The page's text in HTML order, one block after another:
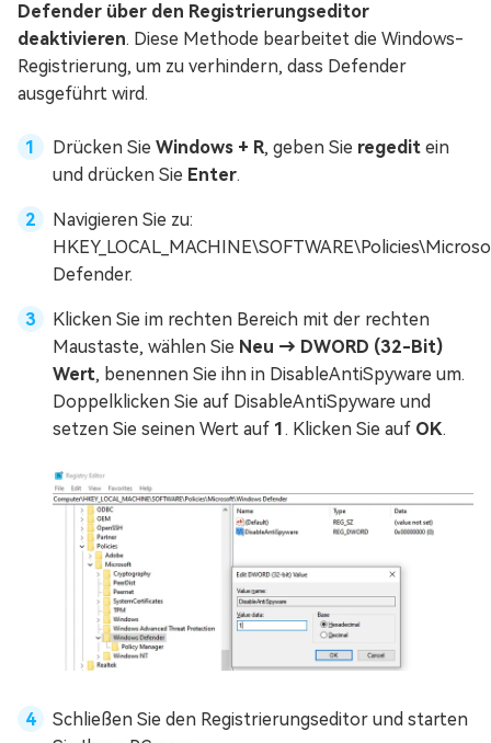
Defender über den Registrierungseditor
deaktivieren. Diese Methode bearbeitet die Windows-
Registrierung, um zu verhindern, dass Defender
ausgeführt wird.
Drücken Sie Windows + R, geben Sie regedit ein
und drücken Sie Enter.
Navigieren Sie zu:
Defender.
Klicken Sie im rechten Bereich mit der rechten
Maustaste, wählen Sie Neu → DWORD (32-Bit)
Wert, benennen Sie ihn in DisableAntiSpyware um.
Doppelklicken Sie auf DisableAntiSpyware und
setzen Sie seinen Wert auf 1 . Klicken Sie auf OK.
Schließen Sie den Registrierungseditor und starten